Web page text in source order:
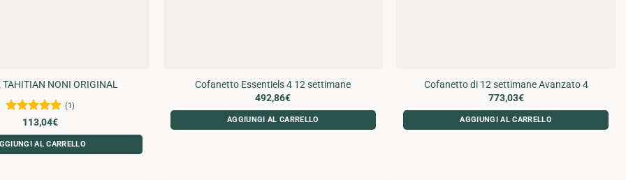
TAHITIAN NONI ORIGINAL
Valutato5
su 5
(1)
113,04€
AL CARRELLO
Cofanetto Essentiels 4 12 settimane
492,86€
AGGIUNGI AL CARRELLO
Cofanetto di 12 settimane Avanzato 4
773,03€
AGGIUNGI AL CARRELLO